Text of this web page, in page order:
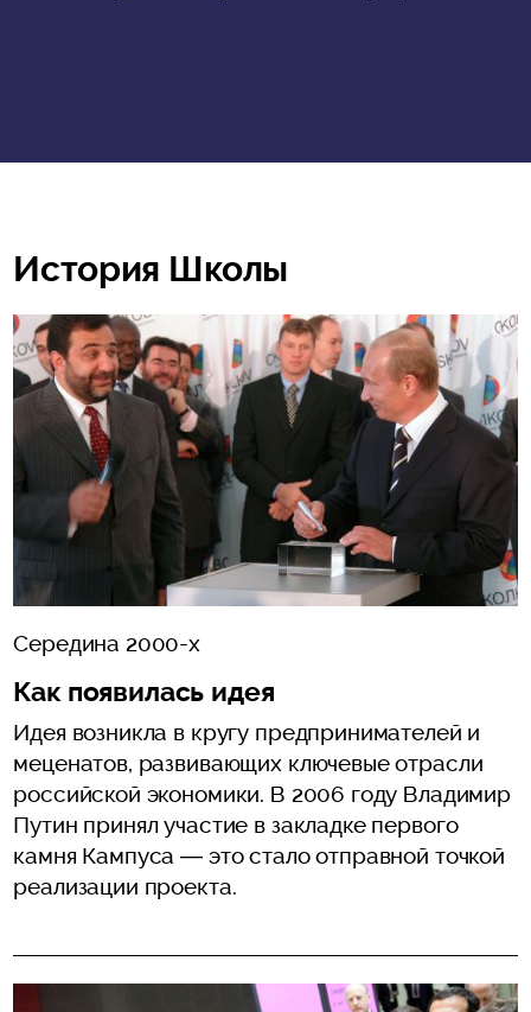
История Школы
Середина 2000-х
Как появилась идея
Идея возникла в кругу предпринимателей и
меценатов, развивающих ключевые отрасли
российской экономики. В 2006 году Владимир
Путин принял участие в закладке первого
камня Кампуса — это стало отправной точкой
реализации проекта.